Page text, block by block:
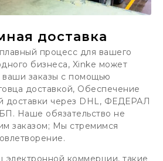
доставка
процесс для вашего
бизнеса, Xinke может
ваши заказы с помощью
доставкой, Обеспечение
доставки через DHL, ФЕДЕРАЛ
Наше обязательство не
заказом; Мы стремимся
электронной коммерции, такие